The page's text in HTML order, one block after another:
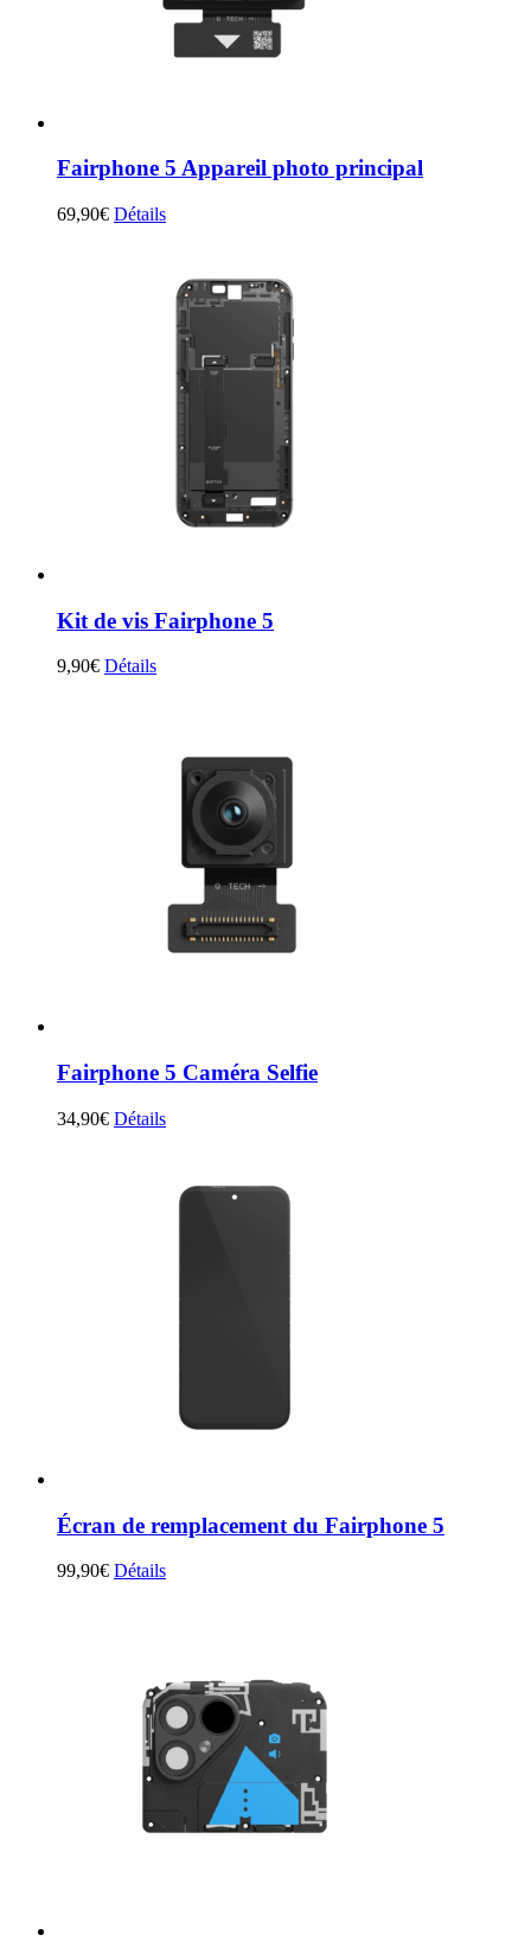
Fairphone 5 Appareil photo principal
69,90€ Détails
Kit de vis Fairphone 5
9,90€ Détails
Fairphone 5 Caméra Selfie
34,90€ Détails
Écran de remplacement du Fairphone 5
99,90€ Détails